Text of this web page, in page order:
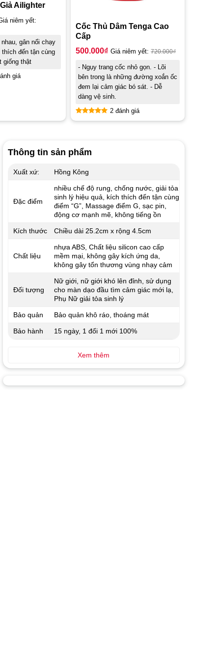
Ailighter
niêm yết:
gân nổi chạy
đến tận cùng
giống thật
giá
Cốc Thủ Dâm Tenga Cao
Cấp
Được xếp
500.000₫ Giá niêm yết: 720.000₫
- Ngụy trang cốc nhỏ gọn. - Lõi
bên trong là những đường xoắn ốc
đem lại cảm giác bó sát. - Dễ
dàng vệ sinh.
2 đánh giá
Thông tin sản phẩm
Xuất xứ: Hồng Kông
Đặc điểm
nhiều chế độ rung, chống nước, giải tỏa
sinh lý hiệu quả, kích thích đến tận cùng
điểm “G”, Massage điểm G, sạc pin,
động cơ mạnh mẽ, không tiếng ồn
Kích thước Chiều dài 25.2cm x rộng 4.5cm
Chất liệu
nhựa ABS, Chất liệu silicon cao cấp
mềm mại, không gây kích ứng da,
không gây tổn thương vùng nhạy cảm
Đối tượng
Nữ giới, nữ giới khó lên đỉnh, sử dụng
cho màn dạo đầu tìm cảm giác mới lạ,
Phụ Nữ giải tỏa sinh lý
Bảo quản Bảo quản khô ráo, thoáng mát
Bảo hành 15 ngày, 1 đổi 1 mới 100%
Xem thêm